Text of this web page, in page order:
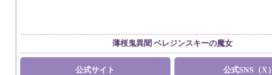
薄桜鬼異聞 ベレジンスキーの魔女
公式サイト 公式SNS（X）